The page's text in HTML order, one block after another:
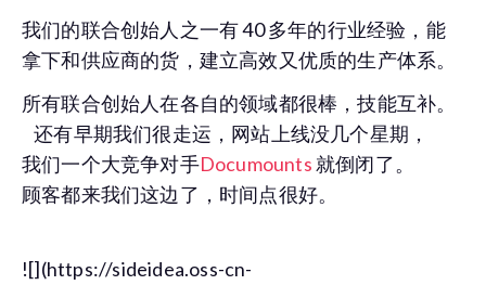
我们的联合创始人之一有 40 多年的行业经验，能
拿下和供应商的货，建立高效又优质的生产体系。
所有联合创始人在各自的领域都很棒，技能互补。
还有早期我们很走运，网站上线没几个星期，
我们一个大竞争对手Documounts 就倒闭了。
顾客都来我们这边了，时间点很好。
![](https://sideidea.oss-cn-